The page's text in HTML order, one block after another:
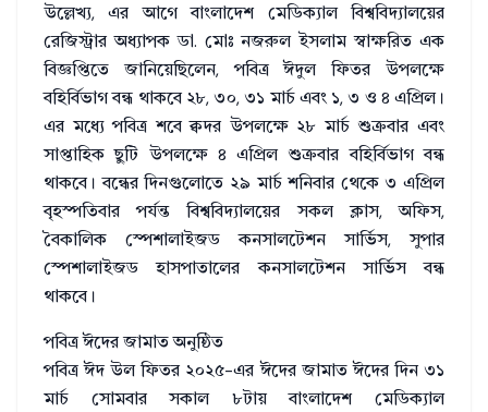
উল্লেখ্য, এর আগে বাংলাদেশ মেডিক্যাল বিশ্ববিদ্যালয়ের
রেজিস্ট্রার অধ্যাপক ডা. মোঃ নজরুল ইসলাম স্বাক্ষরিত এক
বিজ্ঞপ্তিতে জানিয়েছিলেন, পবিত্র ঈদুল ফিতর উপলক্ষে
বহির্বিভাগ বন্ধ থাকবে ২৮, ৩০, ৩১ মার্চ এবং ১, ৩ ও ৪ এপ্রিল।
এর মধ্যে পবিত্র শবে ক্বদর উপলক্ষে ২৮ মার্চ শুক্রবার এবং
সাপ্তাহিক ছুটি উপলক্ষে ৪ এপ্রিল শুক্রবার বহির্বিভাগ বন্ধ
থাকবে। বন্ধের দিনগুলোতে ২৯ মার্চ শনিবার থেকে ৩ এপ্রিল
বৃহস্পতিবার পর্যন্ত বিশ্ববিদ্যালয়ের সকল ক্লাস, অফিস,
বৈকালিক স্পেশালাইজড কনসালটেশন সার্ভিস, সুপার
স্পেশালাইজড হাসপাতালের কনসালটেশন সার্ভিস বন্ধ
থাকবে।
পবিত্র ঈদের জামাত অনুষ্ঠিত
পবিত্র ঈদ উল ফিতর ২০২৫-এর ঈদের জামাত ঈদের দিন ৩১
মার্চ সোমবার সকাল ৮টায় বাংলাদেশ মেডিক্যাল